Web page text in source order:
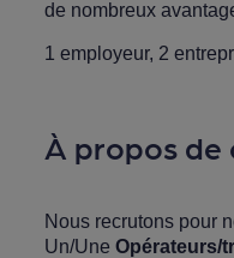
de nombreux
1 employeur, 2
À propos de
Nous recrutons pour
Un/Une Opérateurs/